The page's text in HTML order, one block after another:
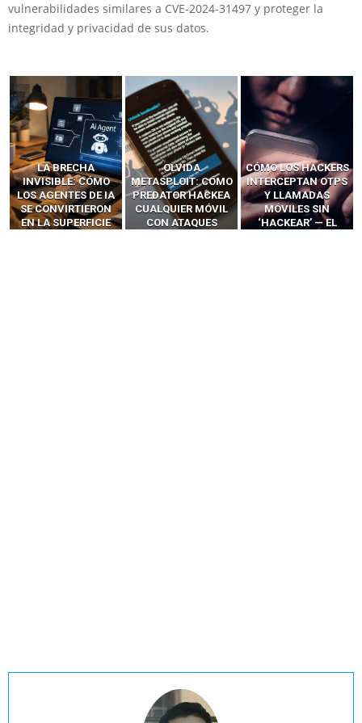
vulnerabilidades similares a CVE-2024-31497 y proteger la
integridad y privacidad de sus datos.
OLVIDA
METASPLOIT: CÓMO
PREDATOR HACKEA
CUALQUIER MÓVIL
CON ATAQUES
CÓMO LOS HACKERS
INTERCEPTAN OTPS
Y LLAMADAS
MÓVILES SIN
‘HACKEAR’ — EL
13 TÉCNICAS
RIDÍCULAMENTE
FÁCILES PARA
HACKEAR Y
EXPLOTAR